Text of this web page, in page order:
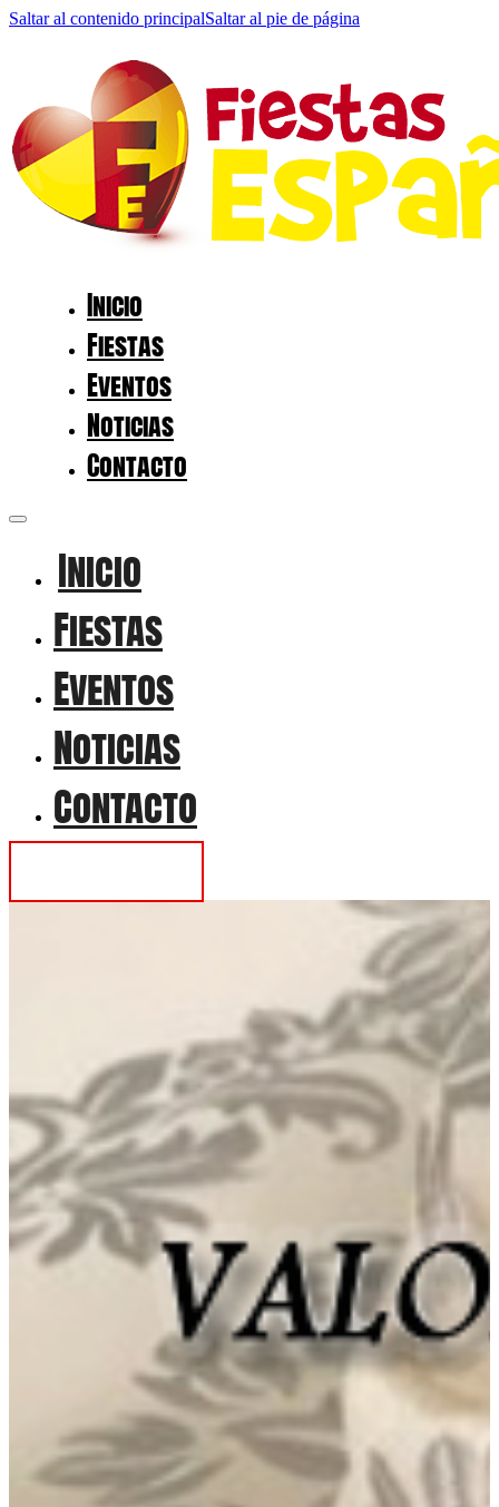
Saltar al contenido principalSaltar al pie de página
Inicio
Fiestas
Eventos
Noticias
Contacto
Inicio
Fiestas
Eventos
Noticias
Contacto